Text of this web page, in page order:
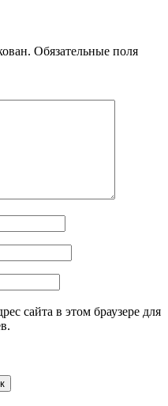
Обязательные поля
сайта в этом браузере для